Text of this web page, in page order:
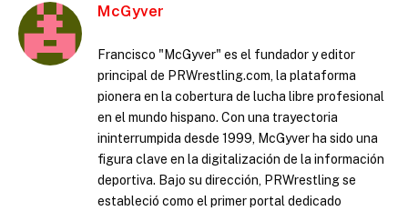
McGyver
Francisco "McGyver" es el fundador y editor
principal de PRWrestling.com, la plataforma
pionera en la cobertura de lucha libre profesional
en el mundo hispano. Con una trayectoria
ininterrumpida desde 1999, McGyver ha sido una
figura clave en la digitalización de la información
deportiva. Bajo su dirección, PRWrestling se
estableció como el primer portal dedicado